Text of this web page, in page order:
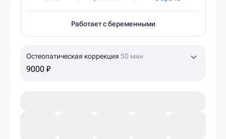
Работает с беременными
Остеопатическая коррекция 50 мин
9000 ₽